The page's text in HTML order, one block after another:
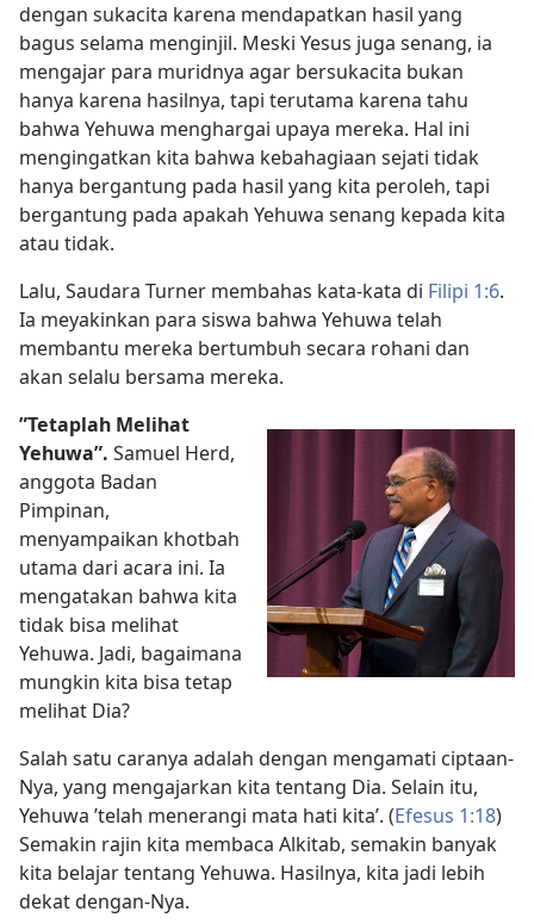
dengan sukacita karena mendapatkan hasil yang
bagus selama menginjil. Meski Yesus juga senang, ia
mengajar para muridnya agar bersukacita bukan
hanya karena hasilnya, tapi terutama karena tahu
bahwa Yehuwa menghargai upaya mereka. Hal ini
mengingatkan kita bahwa kebahagiaan sejati tidak
hanya bergantung pada hasil yang kita peroleh, tapi
bergantung pada apakah Yehuwa senang kepada kita
atau tidak.
Lalu, Saudara Turner membahas kata-kata di Filipi 1:6.
Ia meyakinkan para siswa bahwa Yehuwa telah
membantu mereka bertumbuh secara rohani dan
akan selalu bersama mereka.
”Tetaplah Melihat
Yehuwa”. Samuel Herd,
anggota Badan
Pimpinan,
menyampaikan khotbah
utama dari acara ini. Ia
mengatakan bahwa kita
tidak bisa melihat
Yehuwa. Jadi, bagaimana
mungkin kita bisa tetap
melihat Dia?
Salah satu caranya adalah dengan mengamati ciptaan-
Nya, yang mengajarkan kita tentang Dia. Selain itu,
Yehuwa ’telah menerangi mata hati kita’. (Efesus 1:18)
Semakin rajin kita membaca Alkitab, semakin banyak
kita belajar tentang Yehuwa. Hasilnya, kita jadi lebih
dekat dengan-Nya.